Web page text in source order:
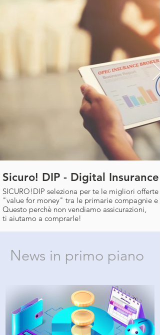
Sicuro! DIP - Digital Insurance
SICURO!DIP seleziona per te le migliori offerte
"value for money" tra le primarie compagnie e
Questo perchè non vendiamo assicurazioni,
ti aiutamo a comprarle!
News in primo piano